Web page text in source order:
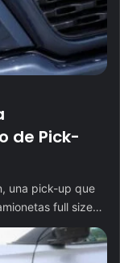
de Pick-
una pick-up que
full size…